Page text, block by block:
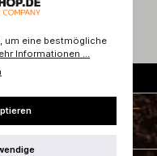
ab 50 Euro
um eine bestmögliche
Informationen ...